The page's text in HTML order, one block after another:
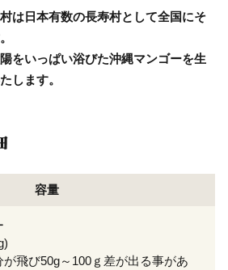
は日本有数の長寿村として全国にそ
をいっぱい浴びた沖縄マンゴーを生
します。
容量
飛び50g～100ｇ差が出る事があ